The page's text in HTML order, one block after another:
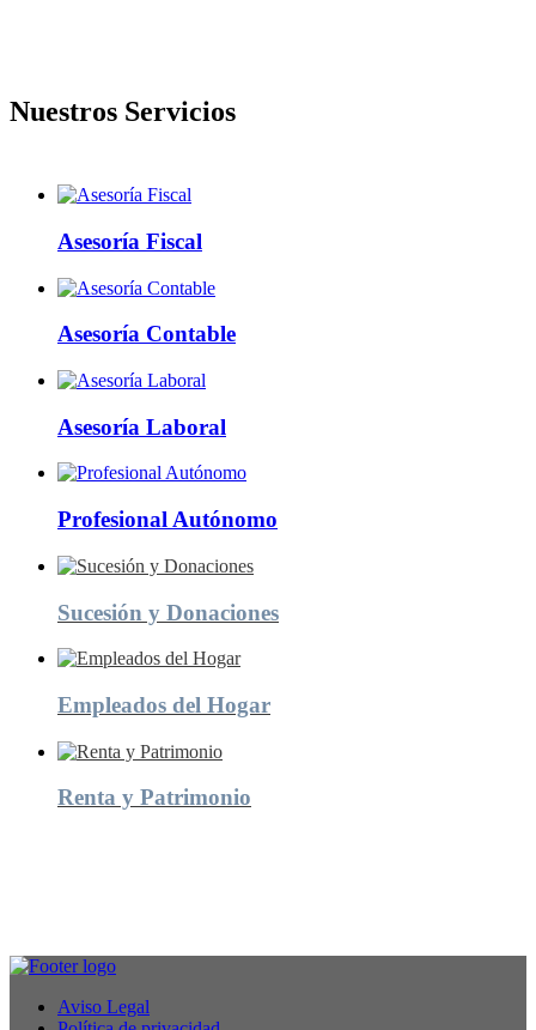
Nuestros Servicios
Asesoría Fiscal
Asesoría Contable
Asesoría Laboral
Profesional Autónomo
Sucesión y Donaciones
Empleados del Hogar
Renta y Patrimonio
Aviso Legal